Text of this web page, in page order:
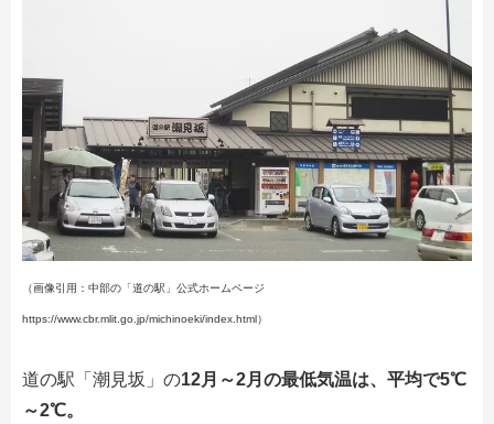
（画像引用：中部の「道の駅」公式ホームページ
https://www.cbr.mlit.go.jp/michinoeki/index.html）
道の駅「潮見坂」の12月～2月の最低気温は、平均で5℃
～2℃。